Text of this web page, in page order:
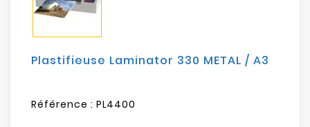
Plastifieuse Laminator 330 METAL / A3
Référence : PL4400